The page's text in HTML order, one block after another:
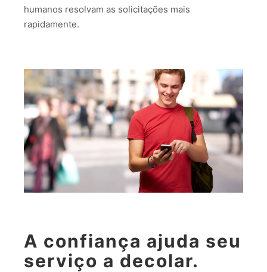
humanos resolvam as solicitações mais
rapidamente.
A confiança ajuda seu
serviço a decolar.